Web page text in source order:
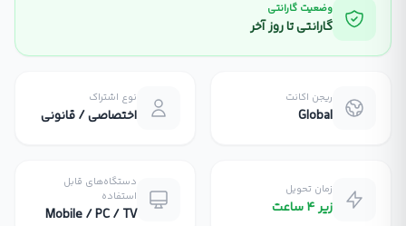
وضعیت گارانتی
گارانتی تا روز آخر
ریجن اکانت
Global
نوع اشتراک
اختصاصی / قانونی
زمان تحویل
زیر ۴ ساعت
دستگاه‌های قابل
استفاده
Mobile / PC / TV